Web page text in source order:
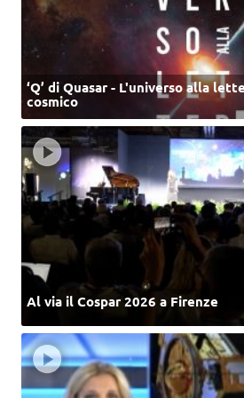
‘Q’ di Quasar - L'universo alla
cosmico
Al via il Cospar 2026 a Firenze